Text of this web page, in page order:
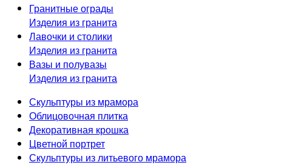
Гранитные ограды
Изделия из гранита
Лавочки и столики
Изделия из гранита
Вазы и полувазы
Изделия из гранита
Скульптуры из мрамора
Облицовочная плитка
Декоративная крошка
Цветной портрет
Скульптуры из литьевого мрамора